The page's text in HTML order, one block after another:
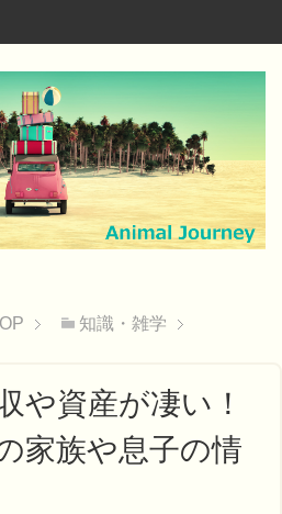
知識・雑学
や資産が凄い！
家族や息子の情